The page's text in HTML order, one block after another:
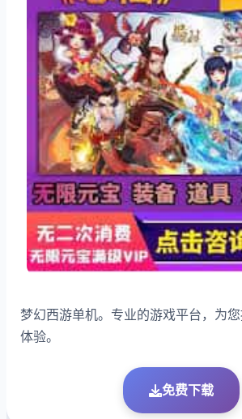
梦幻西游单机。专业的游戏平台，为
体验。
免费下载